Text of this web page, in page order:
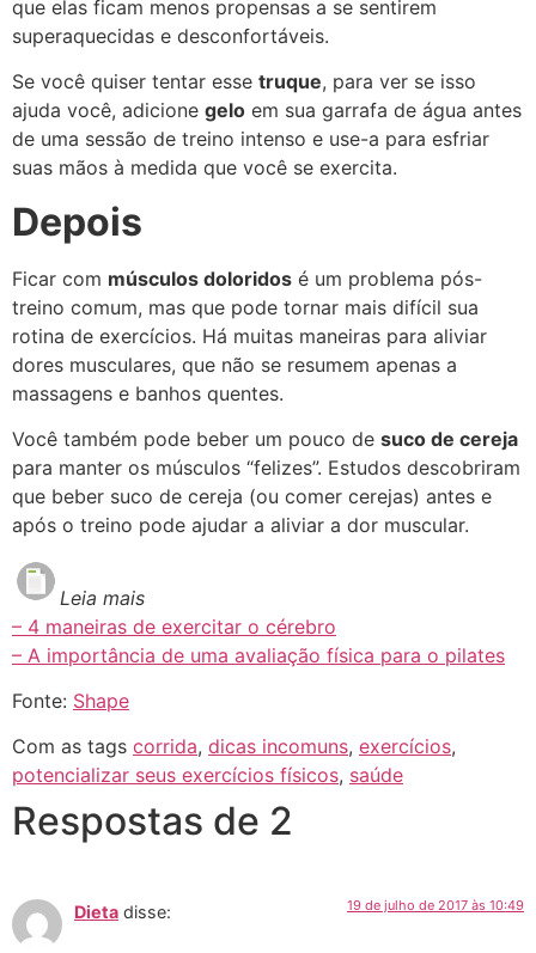
que elas ficam menos propensas a se sentirem
superaquecidas e desconfortáveis.
Se você quiser tentar esse truque, para ver se isso
ajuda você, adicione gelo em sua garrafa de água antes
de uma sessão de treino intenso e use-a para esfriar
suas mãos à medida que você se exercita.
Depois
Ficar com músculos doloridos é um problema pós-
treino comum, mas que pode tornar mais difícil sua
rotina de exercícios. Há muitas maneiras para aliviar
dores musculares, que não se resumem apenas a
massagens e banhos quentes.
Você também pode beber um pouco de suco de cereja
para manter os músculos “felizes”. Estudos descobriram
que beber suco de cereja (ou comer cerejas) antes e
após o treino pode ajudar a aliviar a dor muscular.
Leia mais
– 4 maneiras de exercitar o cérebro
– A importância de uma avaliação física para o pilates
Fonte: Shape
Com as tags corrida, dicas incomuns, exercícios,
potencializar seus exercícios físicos, saúde
Respostas de 2
Dieta disse: 19 de julho de 2017 às 10:49